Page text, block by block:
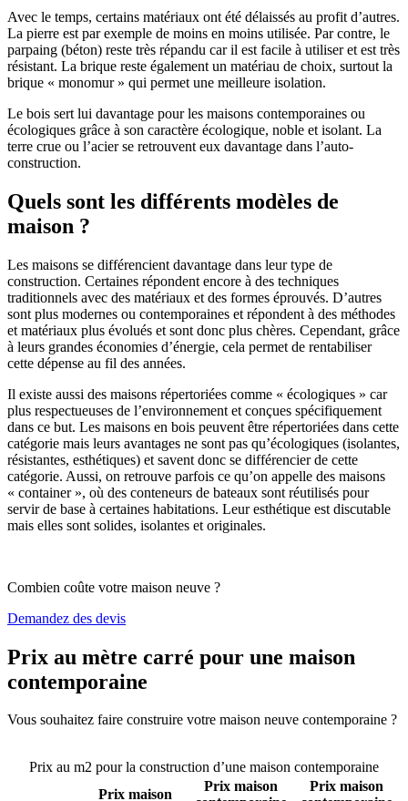
Avec le temps, certains matériaux ont été délaissés au profit d’autres.
La pierre est par exemple de moins en moins utilisée. Par contre, le
parpaing (béton) reste très répandu car il est facile à utiliser et est très
résistant. La brique reste également un matériau de choix, surtout la
brique « monomur » qui permet une meilleure isolation.
Le bois sert lui davantage pour les maisons contemporaines ou
écologiques grâce à son caractère écologique, noble et isolant. La
terre crue ou l’acier se retrouvent eux davantage dans l’auto-
construction.
Quels sont les différents modèles de
maison ?
Les maisons se différencient davantage dans leur type de
construction. Certaines répondent encore à des techniques
traditionnels avec des matériaux et des formes éprouvés. D’autres
sont plus modernes ou contemporaines et répondent à des méthodes
et matériaux plus évolués et sont donc plus chères. Cependant, grâce
à leurs grandes économies d’énergie, cela permet de rentabiliser
cette dépense au fil des années.
Il existe aussi des maisons répertoriées comme « écologiques » car
plus respectueuses de l’environnement et conçues spécifiquement
dans ce but. Les maisons en bois peuvent être répertoriées dans cette
catégorie mais leurs avantages ne sont pas qu’écologiques (isolantes,
résistantes, esthétiques) et savent donc se différencier de cette
catégorie. Aussi, on retrouve parfois ce qu’on appelle des maisons
« container », où des conteneurs de bateaux sont réutilisés pour
servir de base à certaines habitations. Leur esthétique est discutable
mais elles sont solides, isolantes et originales.
Combien coûte votre maison neuve ?
Demandez des devis
Prix au mètre carré pour une maison
contemporaine
Vous souhaitez faire construire votre maison neuve contemporaine ?
Prix au m2 pour la construction d’une maison contemporaine
Prix maison
Prix maison
Prix maison